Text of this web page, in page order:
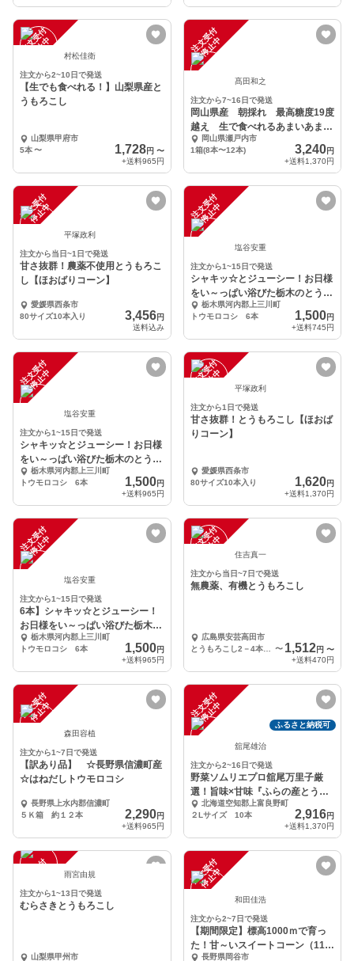
注
文
受
付
停
止
中 村松佳衛
注文から2~10日で発送
【生でも食べれる！】山梨県産と
うもろこし
山梨県甲府市
5本〜 1,728円 〜
+送料965円
注
文
受
付
停
止
中
髙田和之
注文から7~16日で発送
岡山県産 朝採れ 最高糖度19度
越え 生で食べれるあまいあま〜
いとうもろこし
岡山県瀬戸内市
1箱(8本〜12本)
3,240円
+送料1,370円
注
文
受
付
停
止
中
平塚政利
注文から当日~1日で発送
甘さ抜群！農薬不使用とうもろこ
し【ほおばりコーン】
愛媛県西条市
80サイズ10本入り
3,456円
送料込み
注
文
受
付
停
止
中
塩谷安重
注文から1~15日で発送
シャキッ☆とジューシー！お日様
をい～っぱい浴びた栃木のとうも
ろこし！ 6本
栃木県河内郡上三川町
トウモロコシ 6本
1,500円
+送料745円
注
文
受
付
停
止
中
塩谷安重
注文から1~15日で発送
シャキッ☆とジューシー！お日様
をい～っぱい浴びた栃木のとうも
ろこし！ 6本
栃木県河内郡上三川町
トウモロコシ 6本
1,500円
+送料965円
注
文
受
付
停
止
中 平塚政利
注文から1日で発送
甘さ抜群！とうもろこし【ほおば
りコーン】
愛媛県西条市
80サイズ10本入り
1,620円
+送料1,370円
注
文
受
付
停
止
中
塩谷安重
注文から1~15日で発送
6本】シャキッ☆とジューシー！
お日様をい～っぱい浴びた栃木の
とうもろこし！ 6本
栃木県河内郡上三川町
トウモロコシ 6本
1,500円
+送料965円
注
文
受
付
停
止
中 住吉真一
注文から当日~7日で発送
無農薬、有機とうもろこし
広島県安芸高田市
とうもろこし2－4本、トマト400g
〜 1,512円 〜
+送料470円
注
文
受
付
停
止
中
森田容植
注文から1~7日で発送
【訳あり品】 ☆長野県信濃町産
☆はねだしトウモロコシ
長野県上水内郡信濃町
５Ｋ箱 約１２本
2,290円
+送料965円
注
文
受
付
停
止
中
ふるさと納税可
舘尾雄治
注文から2~16日で発送
野菜ソムリエプロ舘尾万里子厳
選！旨味×甘味『ふらの産とうも
ろこし』2L 10本
北海道空知郡上富良野町
２Lサイズ 10本
2,916円
+送料1,370円
注
文
受
付
停
止 雨宮由規
注文から1~13日で発送
むらさきとうもろこし
山梨県甲州市
注
文
受
付
停
止
中
和田佳浩
注文から2~7日で発送
【期間限定】標高1000ｍで育っ
た！甘～いスイートコーン（11～
長野県岡谷市